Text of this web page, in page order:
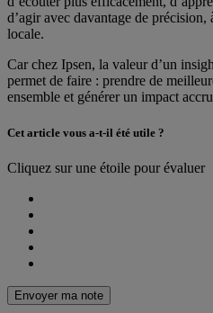
d’agir avec davantage de précision,
locale.
Car chez Ipsen, la valeur d’un
permet de faire : prendre de
ensemble et générer un impact
Cet article vous a-t-il été utile ?
Cliquez sur une étoile pour évaluer
Envoyer ma note